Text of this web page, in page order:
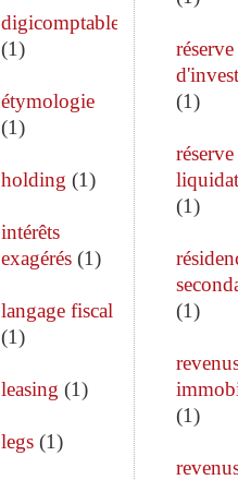
digicomptable
(1)
étymologie
(1)
holding (1)
intérêts
exagérés(1)
langage fiscal
(1)
leasing (1)
legs(1)
réserve
(1)
(1)
(1)
(1)